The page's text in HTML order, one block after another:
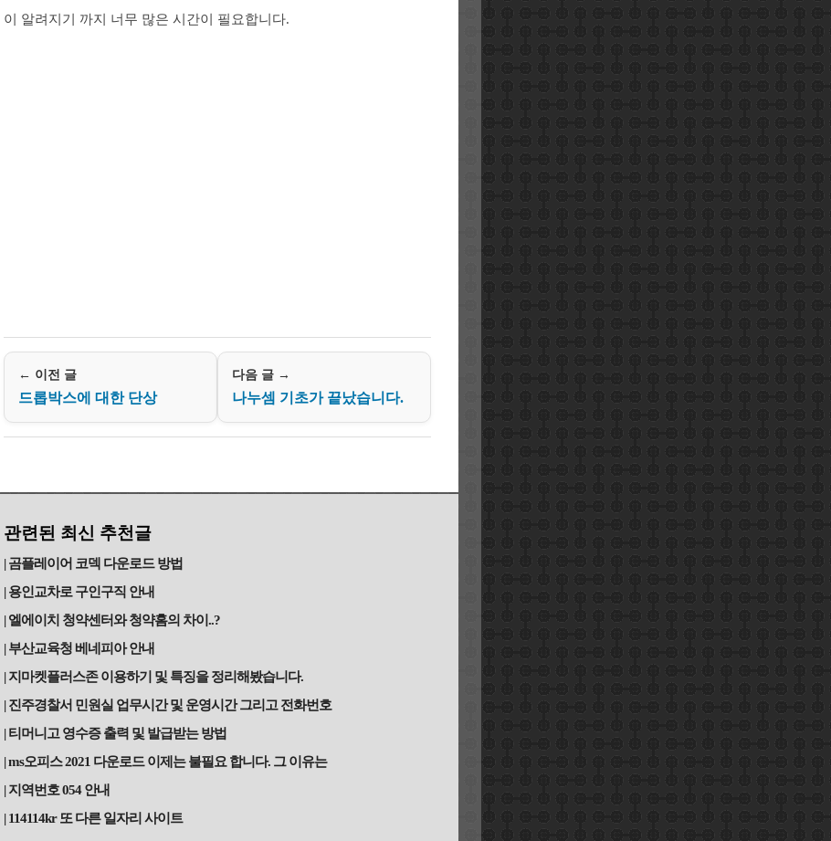
이 알려지기 까지 너무 많은 시간이 필요합니다.
← 이전 글
드롭박스에 대한 단상
다음 글 →
나누셈 기초가 끝났습니다.
관련된 최신 추천글
곰플레이어 코덱 다운로드 방법
용인교차로 구인구직 안내
엘에이치 청약센터와 청약홈의 차이..?
부산교육청 베네피아 안내
지마켓플러스존 이용하기 및 특징을 정리해봤습니다.
진주경찰서 민원실 업무시간 및 운영시간 그리고 전화번호
티머니고 영수증 출력 및 발급받는 방법
ms오피스 2021 다운로드 이제는 불필요 합니다. 그 이유는
지역번호 054 안내
114114kr 또 다른 일자리 사이트